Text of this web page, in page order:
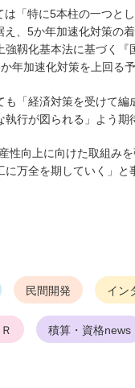
「特に5本柱の一つと
え、5か年加速化対策の
靱化基本法に基づく
年加速化対策を上回る
「経済対策を受けて編
行が図られる」よう期
向上に向けた取組み
万全を期していく」と
民間開発 イン
積算・資格news